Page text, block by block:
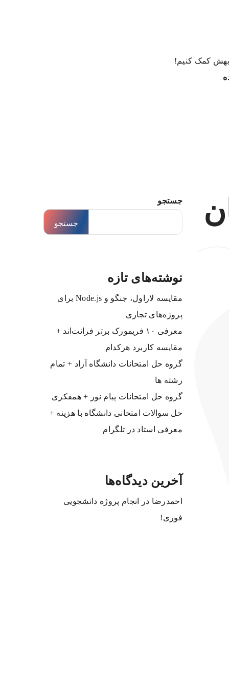
بهش کمک کنیم!
جستجو
جستجو
نوشته‌های تازه
مقایسه لاراول، جنگو و Node.js برای
پروژه‌های تجاری
معرفی ۱۰ فریمورک برتر فرانت‌اند +
مقایسه کاربرد هرکدام
گروه حل امتحانات دانشگاه آزاد + تمام
رشته ها
گروه حل امتحانات پیام نور + همفکری
حل سوالات امتحانی دانشگاه با هزینه +
معرفی استاد در تلگرام
آخرین دیدگاه‌ها
احمدرضا در
انجام پروژه دانشجویی
فوری!